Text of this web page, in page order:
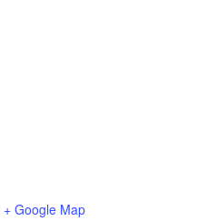
+ Google Map